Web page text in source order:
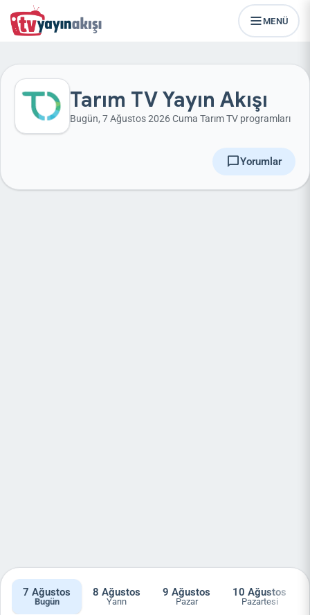
MENÜ
Tarım TV Yayın Akışı
Bugün, 7 Ağustos 2026 Cuma Tarım TV programları
chat_bubbleYorumlar
7 Ağustos
Bugün
8 Ağustos
Yarın
9 Ağustos
Pazar
10 Ağustos
Pazartesi